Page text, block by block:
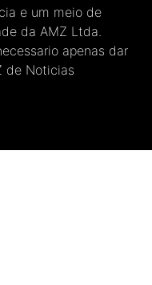
e um meio de
da AMZ Ltda.
apenas dar
de Noticias